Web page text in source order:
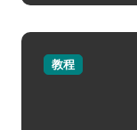
教程